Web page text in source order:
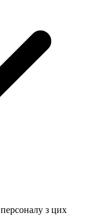
з цих